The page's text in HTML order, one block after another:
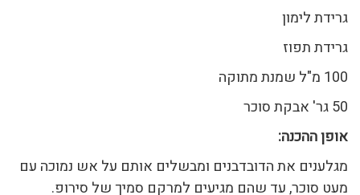
גרידת לימון
גרידת תפוז
100 מ"ל שמנת מתוקה
50 גר' אבקת סוכר
אופן ההכנה:
מגלענים את הדובדבנים ומבשלים אותם על אש נמוכה עם
מעט סוכר, עד שהם מגיעים למרקם סמיך של סירופ.